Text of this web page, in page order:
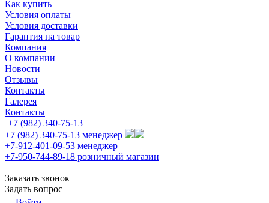
Как купить
Условия оплаты
Условия доставки
Гарантия на товар
Компания
О компании
Новости
Отзывы
Контакты
Галерея
Контакты
+7 (982) 340-75-13
+7 (982) 340-75-13 менеджер
+7-912-401-09-53 менеджер
+7-950-744-89-18 розничный магазин
Заказать звонок
Задать вопрос